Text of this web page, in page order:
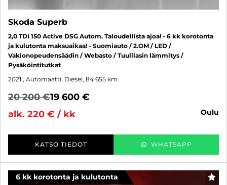
Skoda Superb
2,0 TDI 150 Active DSG Autom. Taloudellista ajoa! - 6 kk korotonta
ja kulutonta maksuaikaa! - Suomiauto / 2.OM / LED /
Vakionopeudensäädin / Webasto / Tuulilasin lämmitys /
Pysäköintitutkat
2021 , Automaatti, Diesel, 84 655 km
20 200 €19 600 €
alk. 220 € / kk
oulu
KATSO TIEDOT WHATSAPP
6 kk korotonta ja kulutonta